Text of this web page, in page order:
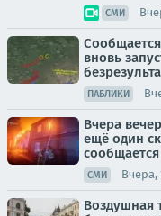
СМИ
вновь
ПАБЛИКИ
Вчера
ещё один
СМИ Вчера,
Воздушная